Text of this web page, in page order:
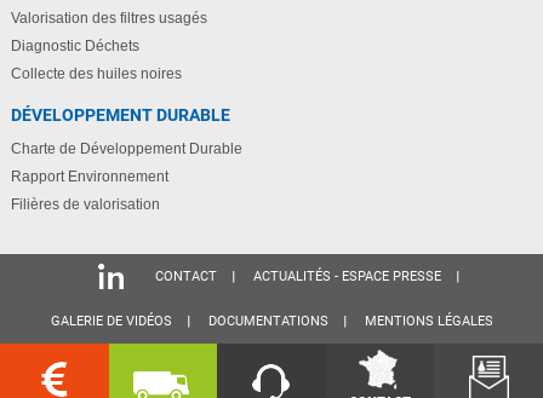
Valorisation des filtres usagés
Diagnostic Déchets
Collecte des huiles noires
DÉVELOPPEMENT DURABLE
Charte de Développement Durable
Rapport Environnement
Filières de valorisation
CONTACT ACTUALITÉS - ESPACE PRESSE
GALERIE DE VIDÉOS DOCUMENTATIONS MENTIONS LÉGALES